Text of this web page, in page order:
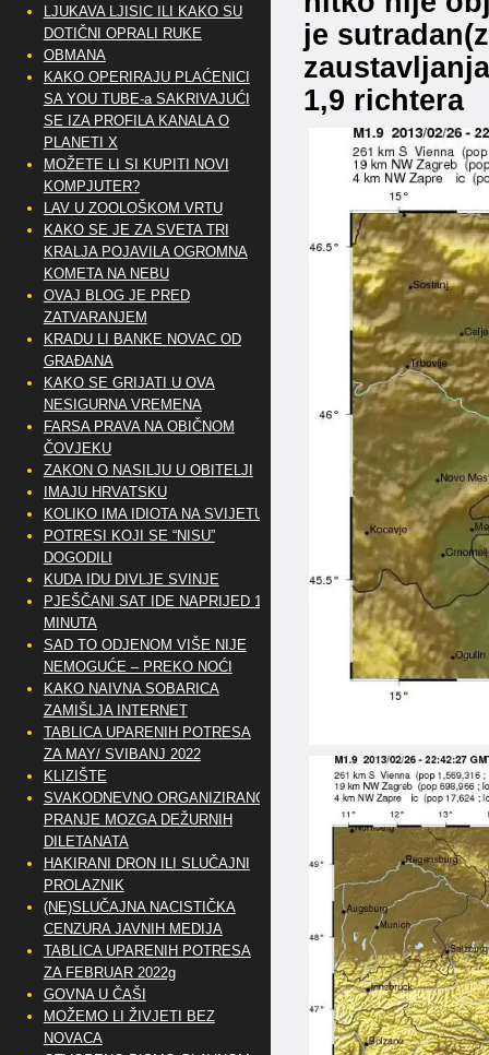
je
1,9 richtera
LJUKAVA LJISIC ILI KAKO SU
DOTIČNI OPRALI RUKE
OBMANA
KAKO OPERIRAJU PLAĆENICI
SA YOU TUBE-a SAKRIVAJUĆI
SE IZA PROFILA KANALA O
PLANETI X
MOŽETE LI SI KUPITI NOVI
KOMPJUTER?
LAV U ZOOLOŠKOM VRTU
KAKO SE JE ZA SVETA TRI
KRALJA POJAVILA OGROMNA
KOMETA NA NEBU
OVAJ BLOG JE PRED
ZATVARANJEM
KRADU LI BANKE NOVAC OD
GRAĐANA
KAKO SE GRIJATI U OVA
NESIGURNA VREMENA
FARSA PRAVA NA OBIČNOM
ČOVJEKU
ZAKON O NASILJU U OBITELJI
IMAJU HRVATSKU
KOLIKO IMA IDIOTA NA SVIJETU?
POTRESI KOJI SE “NISU”
DOGODILI
KUDA IDU DIVLJE SVINJE
PJEŠČANI SAT IDE NAPRIJED 10
MINUTA
SAD TO ODJENOM VIŠE NIJE
NEMOGUĆE – PREKO NOĆI
KAKO NAIVNA SOBARICA
ZAMIŠLJA INTERNET
TABLICA UPARENIH POTRESA
ZA MAY/ SVIBANJ 2022
KLIZIŠTE
SVAKODNEVNO ORGANIZIRANO
PRANJE MOZGA DEŽURNIH
DILETANATA
HAKIRANI DRON ILI SLUČAJNI
PROLAZNIK
(NE)SLUČAJNA NACISTIČKA
CENZURA JAVNIH MEDIJA
TABLICA UPARENIH POTRESA
ZA FEBRUAR 2022g
GOVNA U ČAŠI
MOŽEMO LI ŽIVJETI BEZ
NOVACA